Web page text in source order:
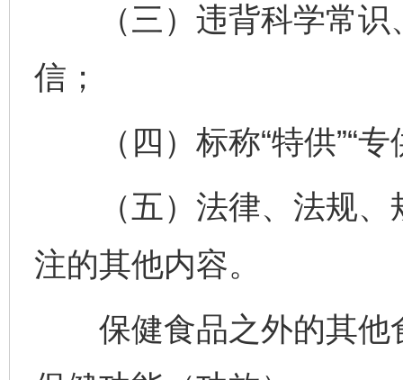
（三）违背科学常识
信；
（四）标称“特供”“专
（五）法律、法规、
注的其他内容。
保健食品之外的其他